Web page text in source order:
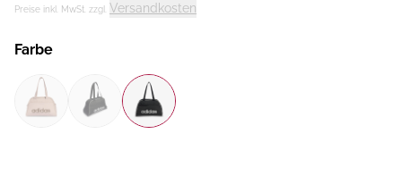
Preise inkl. MwSt. zzgl. Versandkosten
Farbe